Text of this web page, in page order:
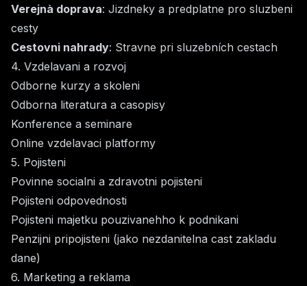
Verejnà doprava: Jizdneky a predplatne pro sluzbeni
cesty
Cestovni nahrady: Stravne pri sluzebních cestach
4. Vzdelavani a rozvoj
Odborne kurzy a skoleni
Odborna literatura a casopisy
Konference a seminare
Online vzdelavaci platformy
5. Pojisteni
Povinne socialni a zdravotni pojisteni
Pojisteni odpovednosti
Pojisteni majetku pouzivanehho k podnikani
Penzijni pripojisteni (jako nezdanitelna cast zakladu
dane)
6. Marketing a reklama